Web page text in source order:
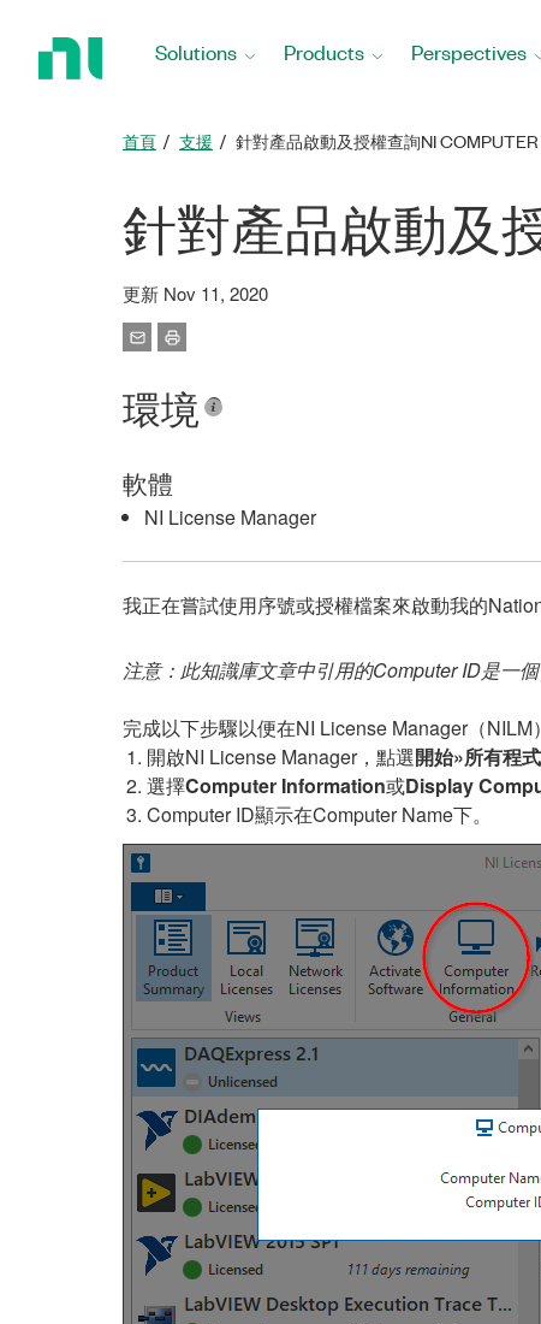
Solutions Products Perspectives
首頁 支援 針對產品啟動及授權查詢NI COMPUTER
針對產品啟動及
更新 Nov 11, 2020
環境
軟體
NI License Manager
我正在嘗試使用序號或授權檔案來啟動我的
注意：此知識庫文章中引用的Computer ID是一
完成以下步驟以便在NI License Manager（NILM
開啟NI License Manager，點選開始»所有程
選擇Computer Information或Display
Computer ID顯示在Computer Name下。